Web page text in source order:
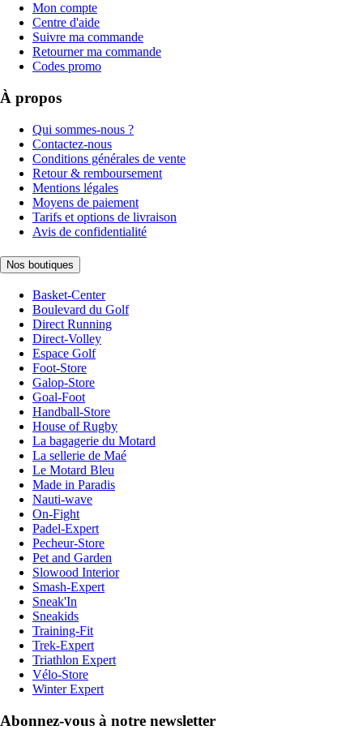
Mon compte
Centre d'aide
Suivre ma commande
Retourner ma commande
Codes promo
À propos
Qui sommes-nous ?
Contactez-nous
Conditions générales de vente
Retour & remboursement
Mentions légales
Moyens de paiement
Tarifs et options de livraison
Avis de confidentialité
Nos boutiques
Basket-Center
Boulevard du Golf
Direct Running
Direct-Volley
Espace Golf
Foot-Store
Galop-Store
Goal-Foot
Handball-Store
House of Rugby
La bagagerie du Motard
La sellerie de Maé
Le Motard Bleu
Made in Paradis
Nauti-wave
On-Fight
Padel-Expert
Pecheur-Store
Pet and Garden
Slowood Interior
Smash-Expert
Sneak'In
Sneakids
Training-Fit
Trek-Expert
Triathlon Expert
Vélo-Store
Winter Expert
Abonnez-vous à notre newsletter